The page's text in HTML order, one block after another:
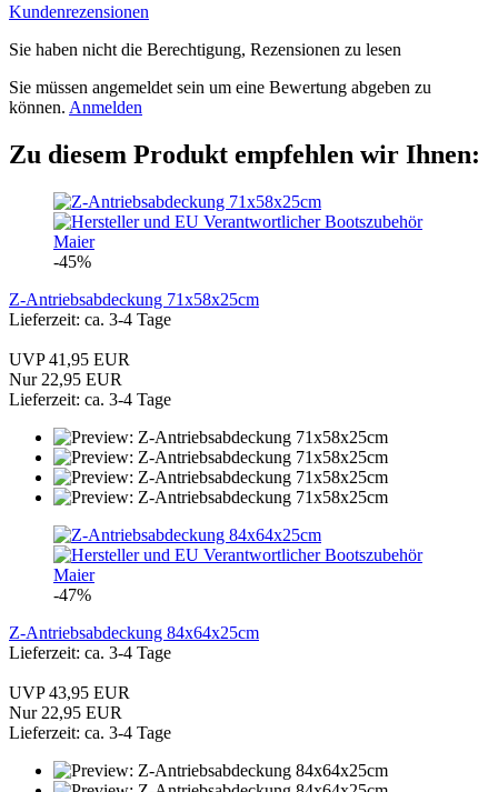
Kundenrezensionen
Sie haben nicht die Berechtigung, Rezensionen zu lesen
Sie müssen angemeldet sein um eine Bewertung abgeben zu
können. Anmelden
Zu diesem Produkt empfehlen wir Ihnen:
-45%
Z-Antriebsabdeckung 71x58x25cm
Lieferzeit: ca. 3-4 Tage
UVP 41,95 EUR
Nur 22,95 EUR
Lieferzeit: ca. 3-4 Tage
-47%
Z-Antriebsabdeckung 84x64x25cm
Lieferzeit: ca. 3-4 Tage
UVP 43,95 EUR
Nur 22,95 EUR
Lieferzeit: ca. 3-4 Tage